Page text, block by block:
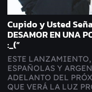
Cupido y Usted
DESAMOR EN UNA
:_(”
ESTE
ESPAÑOLAS Y
ADELANTO DEL
QUE VERÁ LA LUZ